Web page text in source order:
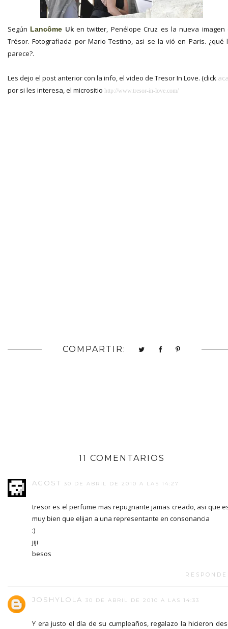
Según Lancôme Uk en twitter, Penélope Cruz es la nueva imagen
Trésor. Fotografiada por Mario Testino, asi se la vió en Paris. ¿qué
parece?.
Les dejo el post anterior con la info, el video de Tresor In Love. (click
por si les interesa, el micrositio http://www.tresor-in-love.com/
COMPARTIR:
11 COMENTARIOS
AGOST 30 DE ABRIL DE 2010 A LAS 14:27
tresor es el perfume mas repugnante jamas creado, asi que
muy bien que elijan a una representante en consonancia
:)
jiji
besos
JOSHYLOLA 30 DE ABRIL DE 2010 A LAS 14:33
Y era justo el día de su cumpleaños, regalazo la hicieron